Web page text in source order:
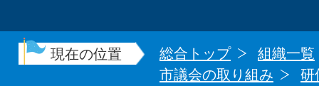
現在の位置 総合トップ
組織一覧
市議会の取り組み
研